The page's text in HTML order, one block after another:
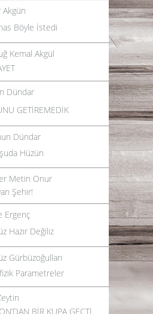
Akgün
Böyle İstedi
Kemal Akgül
Dündar
GETİREMEDİK
Dündar
Hüzün
Metin Onur
Şehir!
Ergenç
Hazır Değiliz
Gürbüzoğulları
Parametreler
BİR KUPA GEÇTİ